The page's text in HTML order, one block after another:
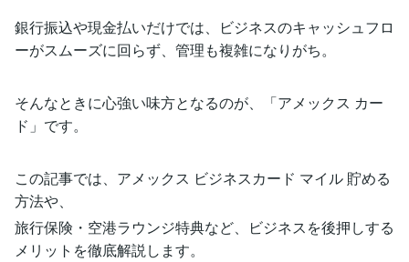
銀行振込や現金払いだけでは、ビジネスのキャッシュフロ
ーがスムーズに回らず、管理も複雑になりがち。
そんなときに心強い味方となるのが、「アメックス カー
ド」です。
この記事では、アメックス ビジネスカード マイル 貯める
方法や、
旅行保険・空港ラウンジ特典など、ビジネスを後押しする
メリットを徹底解説します。